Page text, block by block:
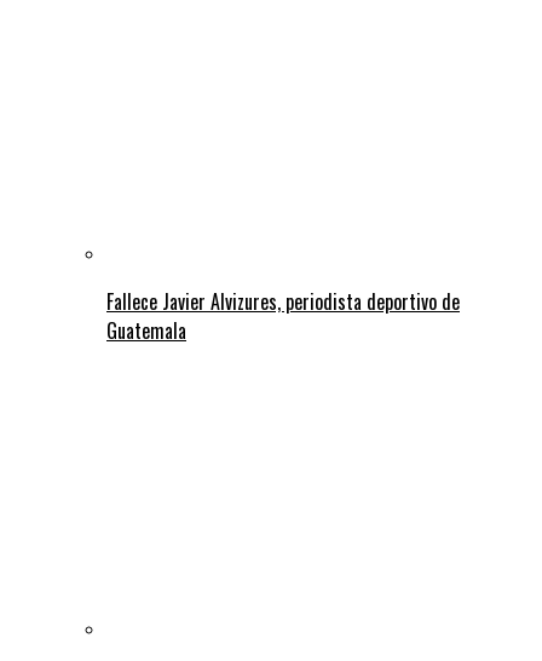
Fallece Javier Alvizures, periodista deportivo de
Guatemala